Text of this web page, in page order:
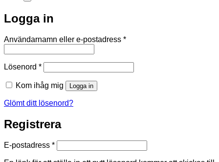
Logga in
Användarnamn eller e-postadress *Obligatoriskt
Lösenord *Obligatoriskt
Kom ihåg mig Logga in
Glömt ditt lösenord?
Registrera
E-postadress *Obligatoriskt